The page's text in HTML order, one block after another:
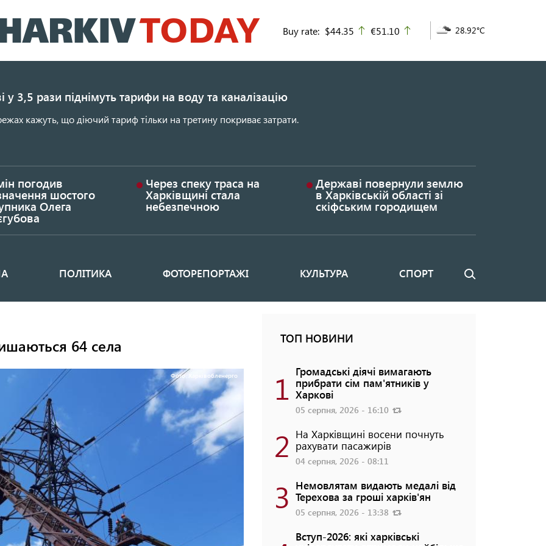
до
основного
Buy rate: $44.35 up
€51.10 28.92°C
у 3,5 рази піднімуть тарифи на воду та каналізацію
кажуть, що діючий тариф тільки на третину покриває затрати.
погодив
шостого
Олега
Через спеку траса на
Харківщині стала
небезпечною
Державі повернули землю
в Харківській області зі
скіфським городищем
ПОЛІТИКА ФОТОРЕПОРТАЖІ КУЛЬТУРА СПОРТ Пошук
64 села
Фото: Харківобленерго
ТОП НОВИНИ
1 Громадські діячі вимагають
прибрати сім пам'ятників у
Харкові
05 серпня, 2026 - 16:10
2 На Харківщині восени почнуть
рахувати пасажирів
04 серпня, 2026 - 08:11
3 Немовлятам видають медалі від
Терехова за гроші харків'ян
05 серпня, 2026 - 13:38
Вступ-2026: які харківські